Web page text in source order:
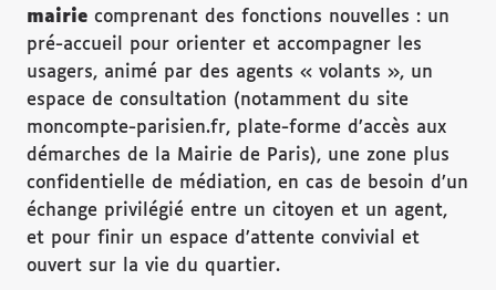
mairie comprenant des fonctions nouvelles : un
pré-accueil pour orienter et accompagner les
usagers, animé par des agents « volants », un
espace de consultation (notamment du site
moncompte-parisien.fr, plate-forme d’accès aux
démarches de la Mairie de Paris), une zone plus
confidentielle de médiation, en cas de besoin d’un
échange privilégié entre un citoyen et un agent,
et pour finir un espace d’attente convivial et
ouvert sur la vie du quartier.